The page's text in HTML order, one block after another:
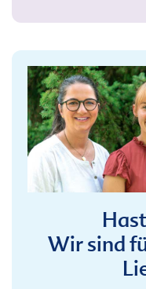
Wir sind